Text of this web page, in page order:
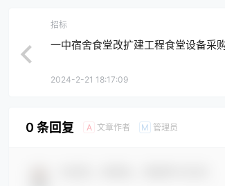
招标
一中宿舍食堂改扩建工程食堂设备采
2024-2-21 18:17:09
0 条回复 A 文章作者 M 管理员